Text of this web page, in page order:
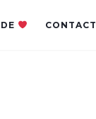
CONTACT